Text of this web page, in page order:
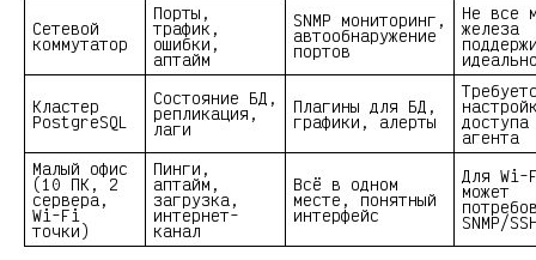
Сетевой
коммутатор
Порты,
трафик,
ошибки,
аптайм
SNMP мониторинг,
автообнаружение
портов
Не все
железа
Кластер
PostgreSQL
Состояние БД,
репликация,
лаги
Плагины для БД,
графики, алерты
агента
Малый офис
(10 ПК, 2
сервера,
Wi-Fi
точки)
Пинги,
аптайм,
загрузка,
интернет-
канал
Всё в одном
месте, понятный
интерфейс
Для Wi-
может
SNMP/